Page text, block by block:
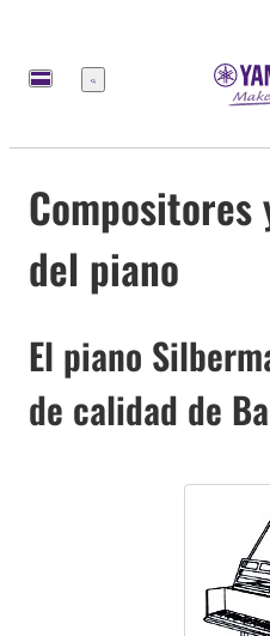
Menú
del piano
El piano
de calidad de